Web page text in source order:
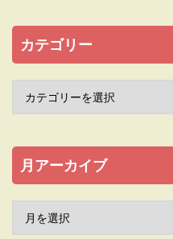
カテゴリー
月アーカイブ